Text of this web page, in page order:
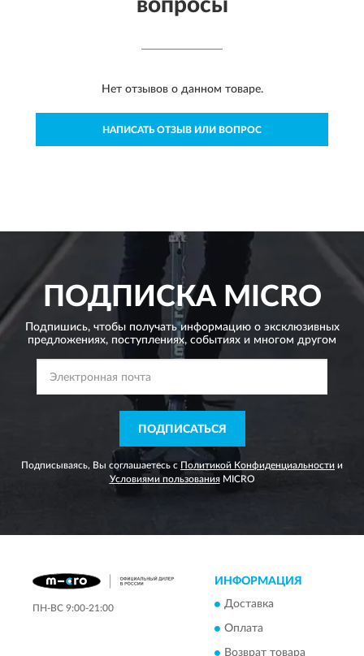
вопросы
Нет отзывов о данном товаре.
НАПИСАТЬ ОТЗЫВ ИЛИ ВОПРОС
ПОДПИСКАMICRO
Подпишись, чтобы получать информацию о эксклюзивных
предложениях, поступлениях, событиях и многом другом
ПОДПИСАТЬСЯ
Подписываясь, Вы соглашаетесь с Политикой Конфиденциальности и
Условиями пользованияMICRO
ПН-ВС 9:00-21:00
ИНФОРМАЦИЯ
Доставка
Оплата
Возврат товара